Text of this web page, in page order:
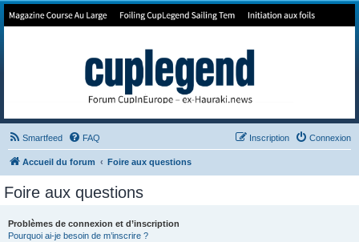
Forum de Cup In Europe
Smartfeed FAQ Connexion
Inscription
Accueil du forum Foire aux questions
Foire aux questions
Problèmes de connexion et d’inscription
Pourquoi ai-je besoin de m’inscrire ?